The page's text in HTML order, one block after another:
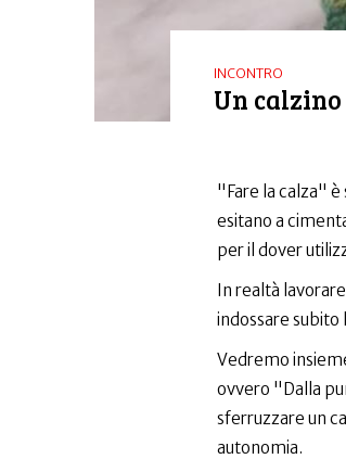
INCONTRO
Un
"Fare la calza"
esitano a
per il dover
In realtà
indossare subito
Vedremo
ovvero "Dalla
sferruzzare un
autonomia.